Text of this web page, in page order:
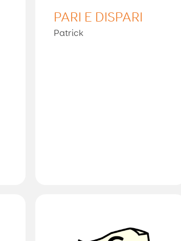
PARI E DISPARI
Patrick